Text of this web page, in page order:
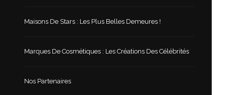
Maisons De Stars : Les Plus Belles Demeures !
Marques De Cosmétiques : Les Créations Des Célébrités
Nos Partenaires